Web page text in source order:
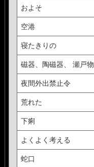
およそ
空港
寝たきりの
磁器、陶磁器、 瀬戸物
夜間外出禁止令
荒れた
下痢
よくよく考える
蛇口